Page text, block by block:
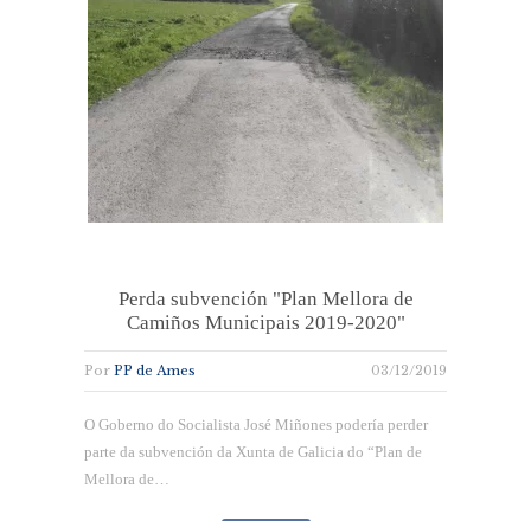
Perda subvención "Plan Mellora de
Camiños Municipais 2019-2020"
Por PP de Ames 03/12/2019
O Goberno do Socialista José Miñones podería perder
parte da subvención da Xunta de Galicia do “Plan de
Mellora de…